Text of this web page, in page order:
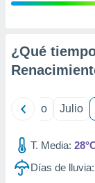
e
mediante
publicidad
de
¿Qué
Junio Julio
T. Media:
Días de lluvia: